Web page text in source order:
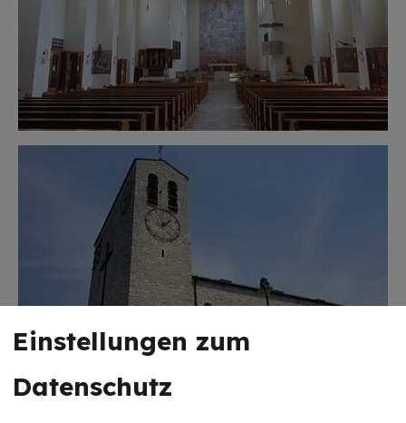
Einstellungen zum
Datenschutz